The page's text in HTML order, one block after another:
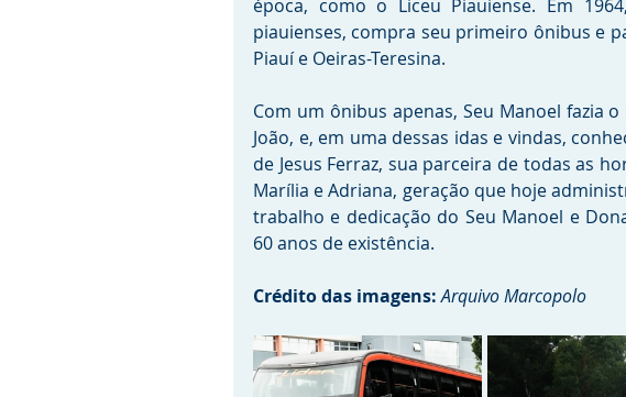
época, como o Liceu Piauiense. Em
piauienses, compra seu primeiro ônibus e
Piauí e Oeiras-Teresina.
Com um ônibus apenas, Seu Manoel fazia
João, e, em uma dessas idas e vindas,
de Jesus Ferraz, sua parceira de todas as
Marília e Adriana, geração que hoje
trabalho e dedicação do Seu Manoel e
60 anos de existência.
Crédito das imagens: Arquivo Marcopolo